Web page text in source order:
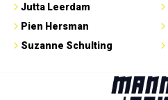
Jutta Leerdam
Pien Hersman
Suzanne Schulting